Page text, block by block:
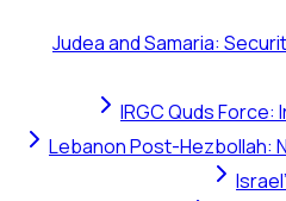
Judea and Samaria:
IRGC Quds Force:
Lebanon Post-Hezbollah: